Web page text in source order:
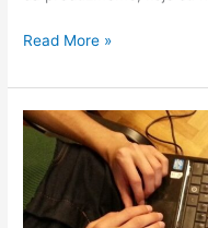
Read More »
Posao
mentalno
zdravlje#1:
Presek